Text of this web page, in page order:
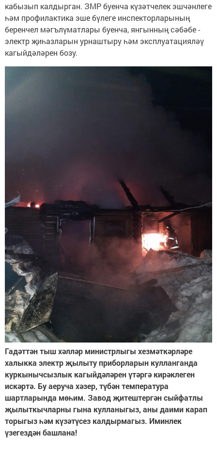
кабызып калдырган. ЗМР буенча күзәтчелек эшчәнлеге
һәм профилактика эше бүлеге инспекторларының
беренчел мәгълүматлары буенча, янгынның сәбәбе -
электр җиһазларын урнаштыру һәм эксплуатацияләү
кагыйдәләрен бозу.
Гадәттән тыш хәлләр министрлыгы хезмәткәрләре
халыкка электр җылыту приборларын кулланганда
куркынычсызлык кагыйдәләрен үтәргә кирәклеген
искәртә. Бу аеруча хәзер, түбән температура
шартларында мөһим. Завод җитештергән сыйфатлы
җылыткычларны гына кулланыгыз, аны даими карап
торыгыз һәм күзәтүсез калдырмагыз. Иминлек
үзегездән башлана!